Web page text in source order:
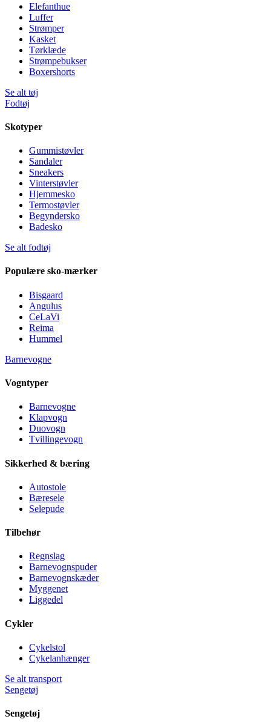
Elefanthue
Luffer
Strømper
Kasket
Tørklæde
Strømpebukser
Boxershorts
Se alt tøj
Fodtøj
Skotyper
Gummistøvler
Sandaler
Sneakers
Vinterstøvler
Hjemmesko
Termostøvler
Begyndersko
Badesko
Se alt fodtøj
Populære sko-mærker
Bisgaard
Angulus
CeLaVi
Reima
Hummel
Barnevogne
Vogntyper
Barnevogne
Klapvogn
Duovogn
Tvillingevogn
Sikkerhed & bæring
Autostole
Bæresele
Selepude
Tilbehør
Regnslag
Barnevognspuder
Barnevognskæder
Myggenet
Liggedel
Cykler
Cykelstol
Cykelanhænger
Se alt transport
Sengetøj
Sengetøj